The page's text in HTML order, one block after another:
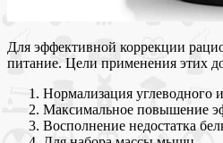
Для эффективной коррекции
питание. Цели применения этих
Нормализация углеводного
Максимальное повышение
Восполнение недостатка